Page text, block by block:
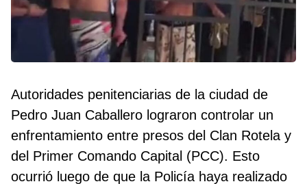
Autoridades penitenciarias de la ciudad de
Pedro Juan Caballero lograron controlar un
enfrentamiento entre presos del Clan Rotela y
del Primer Comando Capital (PCC). Esto
ocurrió luego de que la Policía haya realizado